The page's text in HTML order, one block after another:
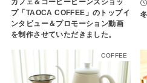
カフェ＆コーヒービーンズショッ
プ「TAOCA COFFEE」のトップイ
ンタビュー＆プロモーション動画
を制作させていただきました。
COFFEE